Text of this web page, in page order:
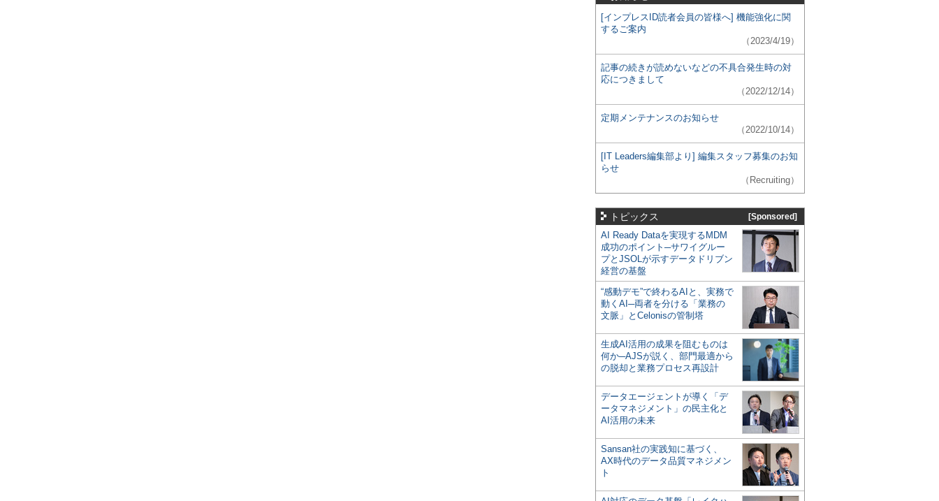
[インプレスID読者会員の皆様へ] 機能強化に関
するご案内
（2023/4/19）
記事の続きが読めないなどの不具合発生時の対
応につきまして
（2022/12/14）
定期メンテナンスのお知らせ
（2022/10/14）
[IT Leaders編集部より] 編集スタッフ募集のお知
らせ
（Recruiting）
トピックス [Sponsored]
AI Ready Dataを実現するMDM
成功のポイント─サワイグルー
プとJSOLが示すデータドリブン
経営の基盤
“感動デモ”で終わるAIと、実務で
動くAI─両者を分ける「業務の
文脈」とCelonisの管制塔
生成AI活用の成果を阻むものは
何か─AJSが説く、部門最適から
の脱却と業務プロセス再設計
データエージェントが導く「デ
ータマネジメント」の民主化と
AI活用の未来
Sansan社の実践知に基づく、
AX時代のデータ品質マネジメン
ト